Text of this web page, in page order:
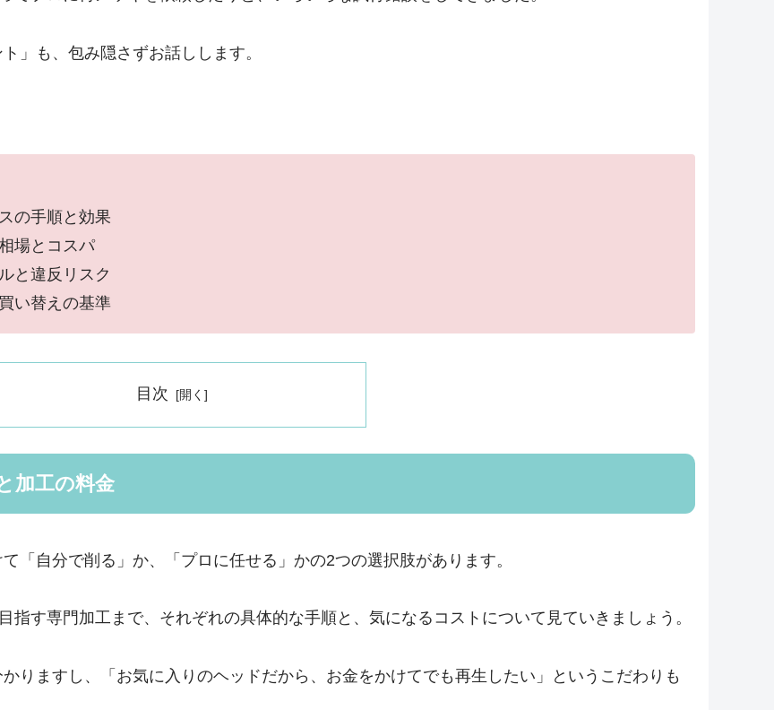
」も、包み隠さずお話しします。
の手順と効果
場とコスパ
と違反リスク
い替えの基準
目次
加工の料金
「自分で削る」か、「プロに任せる」かの2つの選択肢があります。
す専門加工まで、それぞれの具体的な手順と、気になるコストについて見ていきましょう。
りますし、「お気に入りのヘッドだから、お金をかけてでも再生したい」というこだわりも